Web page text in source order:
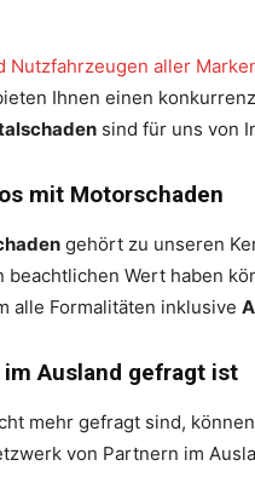
Nutzfahrzeugen aller
Ihnen einen
sind für uns von
mit Motorschaden
gehört zu unseren
Wert haben
alle Formalitäten inklusive
Ausland gefragt ist
mehr gefragt sind,
von Partnern im